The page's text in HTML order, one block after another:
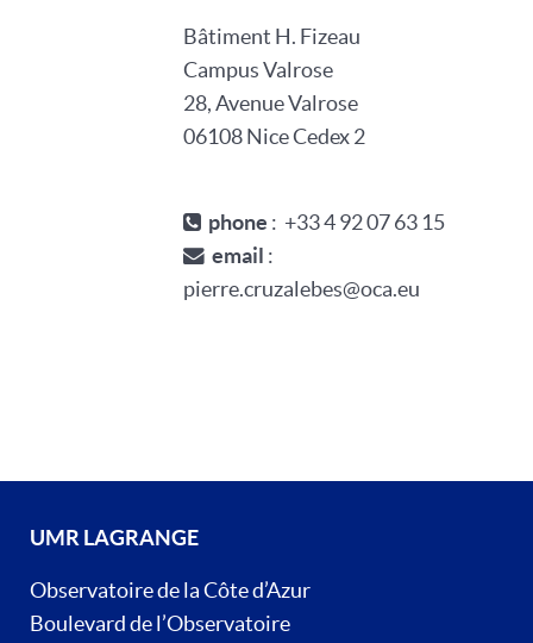
Bâtiment H. Fizeau
Campus Valrose
28, Avenue Valrose
06108 Nice Cedex 2
phone : +33 4 92 07 63 15
email :
pierre.cruzalebes@oca.eu
UMR LAGRANGE
Observatoire de la Côte d’Azur
Boulevard de l’Observatoire